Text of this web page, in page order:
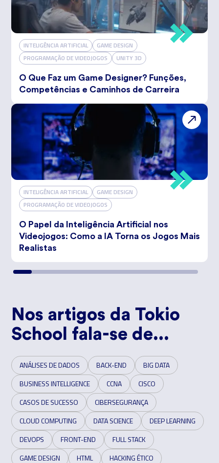
INTELIGÊNCIA ARTIFICIAL
GAME DESIGN
PROGRAMAÇÃO DE VIDEOJOGOS
UNITY 3D
O Que Faz um Game Designer? Funções,
Competências e Caminhos de Carreira
INTELIGÊNCIA ARTIFICIAL
GAME DESIGN
PROGRAMAÇÃO DE VIDEOJOGOS
O Papel da Inteligência Artificial nos
Videojogos: Como a IA Torna os Jogos Mais
Realistas
Nos artigos da Tokio
School fala-se de...
ANÁLISES DE DADOS BACK-END
BIG DATA
BUSINESS INTELLIGENCE
CCNA
CISCO
CASOS DE SUCESSO
CIBERSEGURANÇA
CLOUD COMPUTING
DATA SCIENCE
DEEP LEARNING
DEVOPS
FRONT-END
FULL STACK
GAME DESIGN
HTML
HACKING ÉTICO